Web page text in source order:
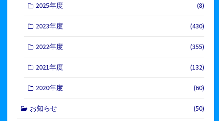
2025年度 (8)
2023年度 (430)
2022年度 (355)
2021年度 (132)
2020年度 (60)
お知らせ (50)